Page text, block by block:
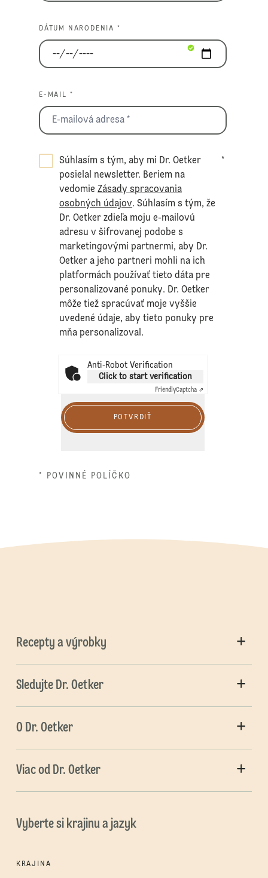
DÁTUM NARODENIA *
E-MAIL *
Súhlasím s tým, aby mi Dr. Oetker
posielal newsletter. Beriem na
vedomieZásady spracovania
osobných údajov. Súhlasím s tým, že
Dr. Oetker zdieľa moju e-mailovú
adresu v šifrovanej podobe s
marketingovými partnermi, aby Dr.
Oetker a jeho partneri mohli na ich
platformách používať tieto dáta pre
personalizované ponuky. Dr. Oetker
môže tiež spracúvať moje vyššie
uvedené údaje, aby tieto ponuky pre
mňa personalizoval.
*
Anti-Robot Verification
Click to start verification
FriendlyCaptcha ⇗
POTVRDIŤ
* POVINNÉ POLÍČKO
Recepty a výrobky
Sledujte Dr. Oetker
O Dr. Oetker
Viac od Dr. Oetker
Vyberte si krajinu a jazyk
KRAJINA